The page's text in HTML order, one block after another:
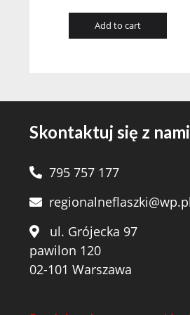
Add to cart
Skontaktuj się z
795 757 177
regionalneflaszki@wp.pl
ul. Grójecka 97
pawilon 120
02-101 Warszawa